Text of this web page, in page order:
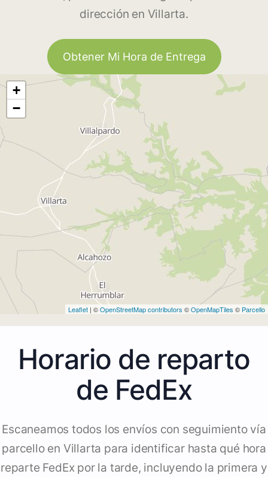
dirección en Villarta.
Obtener Mi Hora de Entrega
+
−
Leaflet | ©OpenStreetMap contributors ©OpenMapTiles © Parcello
Horario de reparto
de FedEx
Escaneamos todos los envíos con seguimiento vía
parcello en Villarta para identificar hasta qué hora
reparte FedEx por la tarde, incluyendo la primera y